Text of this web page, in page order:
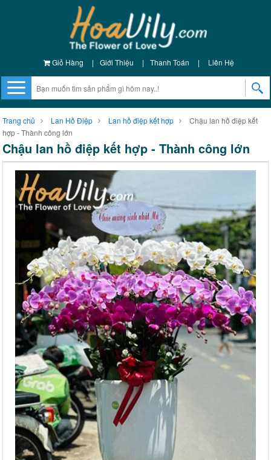
Giỏ Hàng | Giới Thiệu | Thanh Toán | Liên Hệ
Trang chủ Lan Hồ Điệp Lan hồ điệp kết hợp
Chậu lan hồ điệp kết
hợp - Thành công lớn
Chậu lan hồ điệp kết hợp - Thành công lớn